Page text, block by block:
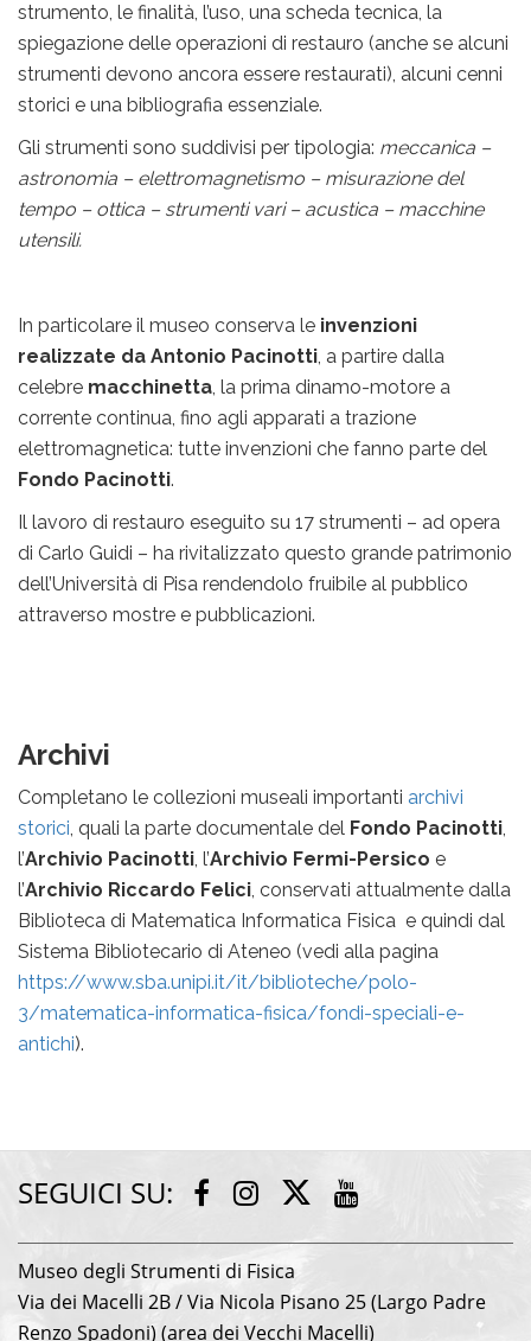
strumento, le finalità, l’uso, una scheda tecnica, la
spiegazione delle operazioni di restauro (anche se alcuni
strumenti devono ancora essere restaurati), alcuni cenni
storici e una bibliografia essenziale.
Gli strumenti sono suddivisi per tipologia: meccanica –
astronomia – elettromagnetismo – misurazione del
tempo – ottica – strumenti vari – acustica – macchine
utensili.
In particolare il museo conserva le invenzioni
realizzate da Antonio Pacinotti, a partire dalla
celebre macchinetta, la prima dinamo-motore a
corrente continua, fino agli apparati a trazione
elettromagnetica: tutte invenzioni che fanno parte del
Fondo Pacinotti.
Il lavoro di restauro eseguito su 17 strumenti – ad opera
di Carlo Guidi – ha rivitalizzato questo grande patrimonio
dell’Università di Pisa rendendolo fruibile al pubblico
attraverso mostre e pubblicazioni.
Archivi
Completano le collezioni museali importanti archivi
storici, quali la parte documentale del Fondo Pacinotti,
l’Archivio Pacinotti, l’Archivio Fermi-Persico e
l’Archivio Riccardo Felici, conservati attualmente dalla
Biblioteca di Matematica Informatica Fisica e quindi dal
Sistema Bibliotecario di Ateneo (vedi alla pagina
https://www.sba.unipi.it/it/biblioteche/polo-
3/matematica-informatica-fisica/fondi-speciali-e-
antichi).
SEGUICI SU: Facebook
Instagram
Twitter
Museo degli Strumenti di Fisica
Via dei Macelli 2B / Via Nicola Pisano 25 (Largo Padre
Renzo Spadoni) (area dei Vecchi Macelli)